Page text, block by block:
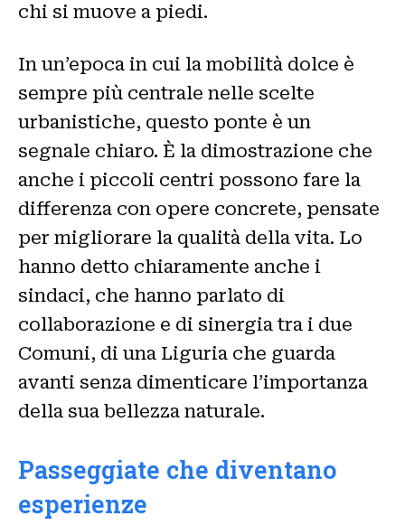
chi si muove a piedi.
In un’epoca in cui la mobilità dolce è
sempre più centrale nelle scelte
urbanistiche, questo ponte è un
segnale chiaro. È la dimostrazione che
anche i piccoli centri possono fare la
differenza con opere concrete, pensate
per migliorare la qualità della vita. Lo
hanno detto chiaramente anche i
sindaci, che hanno parlato di
collaborazione e di sinergia tra i due
Comuni, di una Liguria che guarda
avanti senza dimenticare l’importanza
della sua bellezza naturale.
Passeggiate che diventano
esperienze